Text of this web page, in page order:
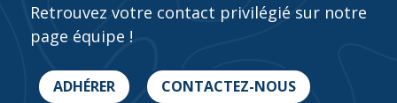
Retrouvez votre contact privilégié sur notre
page équipe !
ADHÉRER CONTACTEZ-NOUS